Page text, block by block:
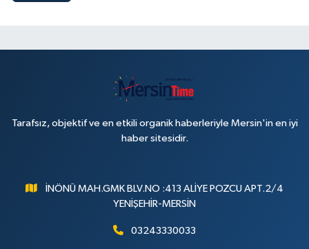
Tarafsız, objektif ve en etkili organik haberleriyle Mersin'in en iyi
haber sitesidir.
İNÖNÜ MAH.GMK BLV.NO :413 ALİYE POZCU APT.2/4
YENİŞEHİR-MERSİN
03243330033